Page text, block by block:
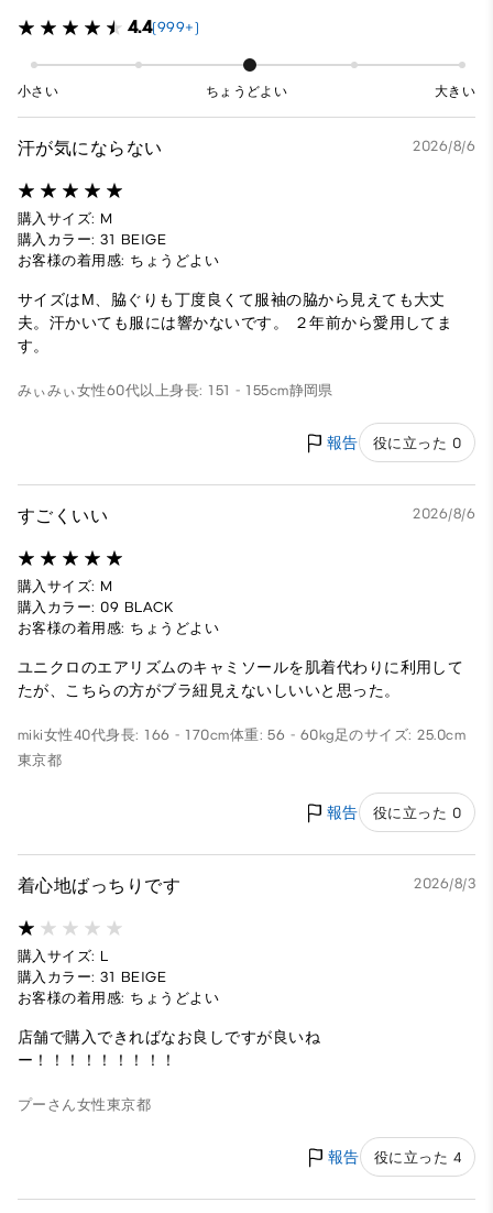
4.4(999+)
小さい ちょうどよい 大きい
汗が気にならない 2026/8/6
購入サイズ: M
購入カラー: 31 BEIGE
お客様の着用感: ちょうどよい
サイズはМ、脇ぐりも丁度良くて服袖の脇から見えても大丈
夫。汗かいても服には響かないです。 ２年前から愛用してま
す。
みぃみぃ女性60代以上身長: 151 - 155cm静岡県
報告 役に立った 0
すごくいい 2026/8/6
購入サイズ: M
購入カラー: 09 BLACK
お客様の着用感: ちょうどよい
ユニクロのエアリズムのキャミソールを肌着代わりに利用して
たが、こちらの方がブラ紐見えないしいいと思った。
miki女性40代身長: 166 - 170cm体重: 56 - 60kg足のサイズ: 25.0cm
東京都
報告 役に立った 0
着心地ばっちりです 2026/8/3
購入サイズ: L
購入カラー: 31 BEIGE
お客様の着用感: ちょうどよい
店舗で購入できればなお良しですが良いね
ー！！！！！！！！！
プーさん女性東京都
報告 役に立った 4